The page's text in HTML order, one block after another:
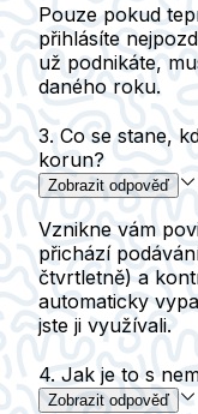
Pouze pokud
přihlásíte
už podnikáte,
daného roku.
3. Co se stane,
korun?
Zobrazit odpověď
Vznikne vám
přichází
čtvrtletně) a
automaticky
jste ji využívali.
4. Jak je to s
Zobrazit odpověď